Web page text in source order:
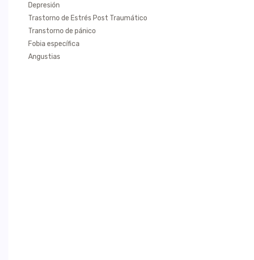
Depresión
Trastorno de Estrés Post Traumático
Transtorno de pánico
Fobia específica
Angustias